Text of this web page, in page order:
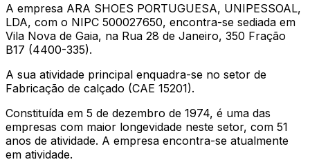
A empresa ARA SHOES PORTUGUESA, UNIPESSOAL,
LDA, com o NIPC 500027650, encontra-se sediada em
Vila Nova de Gaia, na Rua 28 de Janeiro, 350 Fração
B17 (4400-335).
A sua atividade principal enquadra-se no setor de
Fabricação de calçado (CAE 15201).
Constituída em 5 de dezembro de 1974, é uma das
empresas com maior longevidade neste setor, com 51
anos de atividade. A empresa encontra-se atualmente
em atividade.